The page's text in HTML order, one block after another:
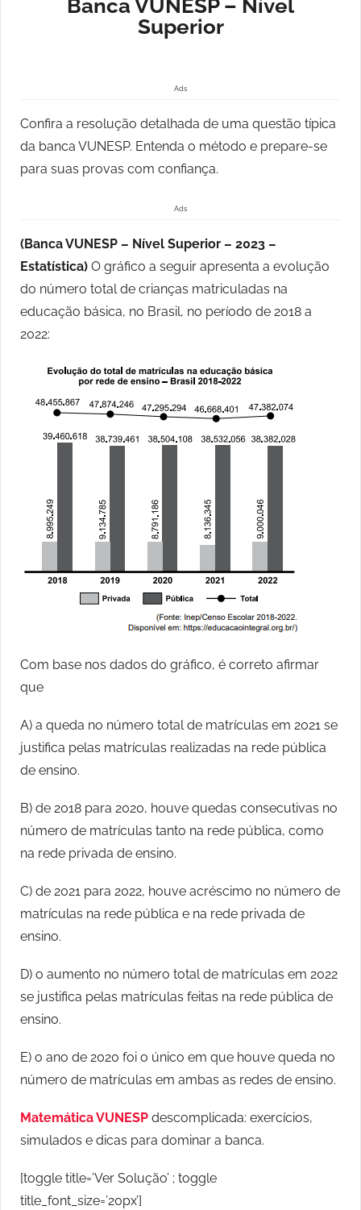
Banca VUNESP – Nível
Superior
Ads
Confira a resolução detalhada de uma questão típica
da banca VUNESP. Entenda o método e prepare-se
para suas provas com confiança.
Ads
(Banca VUNESP – Nível Superior – 2023 –
Estatística) O gráfico a seguir apresenta a evolução
do número total de crianças matriculadas na
educação básica, no Brasil, no período de 2018 a
2022:
Com base nos dados do gráfico, é correto afirmar
que
A) a queda no número total de matrículas em 2021 se
justifica pelas matrículas realizadas na rede pública
de ensino.
B) de 2018 para 2020, houve quedas consecutivas no
número de matrículas tanto na rede pública, como
na rede privada de ensino.
C) de 2021 para 2022, houve acréscimo no número de
matrículas na rede pública e na rede privada de
ensino.
D) o aumento no número total de matrículas em 2022
se justifica pelas matrículas feitas na rede pública de
ensino.
E) o ano de 2020 foi o único em que houve queda no
número de matrículas em ambas as redes de ensino.
Matemática VUNESP descomplicada: exercícios,
simulados e dicas para dominar a banca.
[toggle title=’Ver Solução’ ; toggle
title_font_size=’20px’]